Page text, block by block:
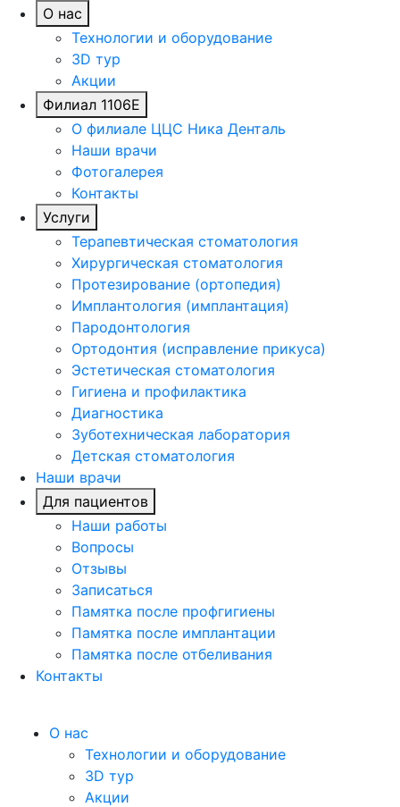
О нас
Технологии и оборудование
3D тур
Акции
Филиал 1106Е
О филиале ЦЦС Ника Денталь
Наши врачи
Фотогалерея
Контакты
Услуги
Терапевтическая стоматология
Хирургическая стоматология
Протезирование (ортопедия)
Имплантология (имплантация)
Пародонтология
Ортодонтия (исправление прикуса)
Эстетическая стоматология
Гигиена и профилактика
Диагностика
Зуботехническая лаборатория
Детская стоматология
Наши врачи
Для пациентов
Наши работы
Вопросы
Отзывы
Записаться
Памятка после профгигиены
Памятка после имплантации
Памятка после отбеливания
Контакты
О нас
Технологии и оборудование
3D тур
Акции